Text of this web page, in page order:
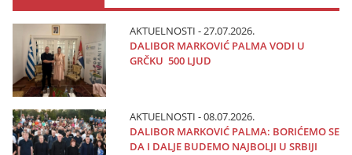
AKTUELNOSTI - 27.07.2026.
DALIBOR MARKOVIĆ PALMA VODI U
GRČKU 500 LJUD
AKTUELNOSTI - 08.07.2026.
DALIBOR MARKOVIĆ PALMA: BORIĆEMO SE
DA I DALJE BUDEMO NAJBOLJI U SRBIJI